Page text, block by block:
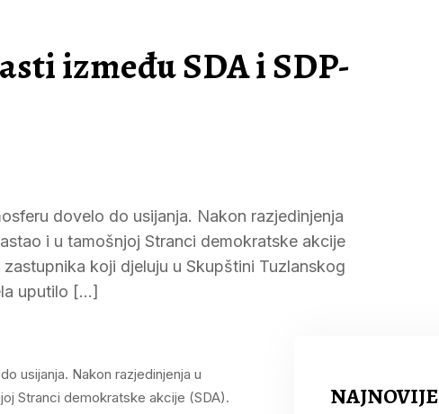
između SDA i SDP-
dovelo do usijanja. Nakon razjedinjenja
i u tamošnjoj Stranci demokratske akcije
koji djeluju u Skupštini Tuzlanskog
uputilo […]
usijanja. Nakon razjedinjenja u
Stranci demokratske akcije (SDA).
NAJNOVIJE